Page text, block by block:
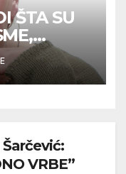
ŠTA SU
VRBE”